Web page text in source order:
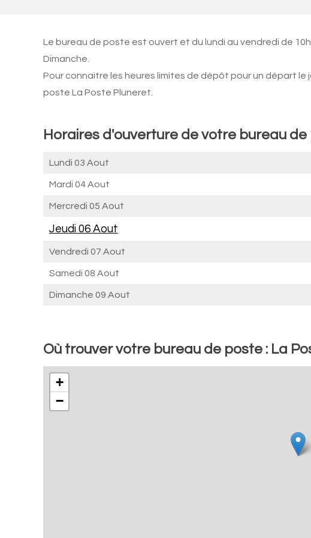
Le bureau de poste est ouvert et du lundi au vendredi de
Dimanche.
Pour connaitre les heures limites de dépôt pour un départ
poste La Poste Pluneret.
Horaires d'ouverture de votre bureau
Lundi 03 Aout
Mardi 04 Aout
Mercredi 05 Aout
Jeudi 06 Aout
Vendredi 07 Aout
Samedi 08 Aout
Dimanche 09 Aout
Où trouver votre bureau de poste : La
+
−